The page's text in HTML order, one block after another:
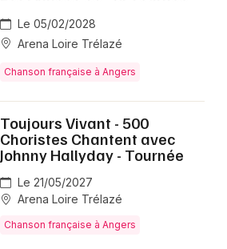
Le 05/02/2028
Arena Loire Trélazé
Chanson française à Angers
Toujours Vivant - 500
Choristes Chantent avec
Johnny Hallyday - Tournée
Le 21/05/2027
Arena Loire Trélazé
Chanson française à Angers